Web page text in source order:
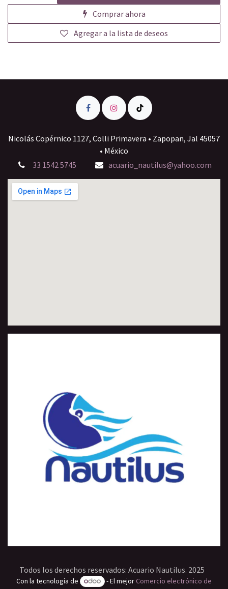
Comprar ahora
Agregar a la lista de deseos
Nicolás Copérnico 1127, Colli Primavera • Zapopan, Jal 45057
• México
33 1542 5745
acuario_nautilus@yahoo.com
Todos los derechos reservados: Acuario Nautilus. 2025
Con la tecnología de - El mejorComercio electrónico de